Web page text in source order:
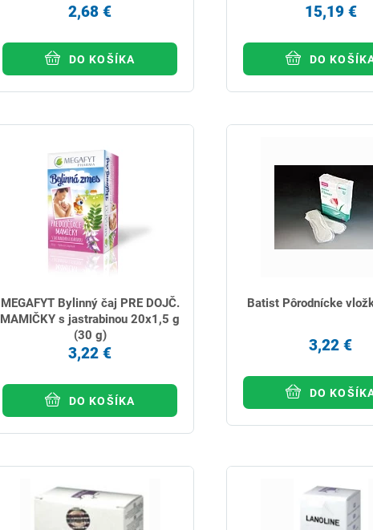
2,68 €
DO KOŠÍKA
15,19 €
DO
MEGAFYT Bylinný čaj PRE DOJČ.
MAMIČKY s jastrabinou 20x1,5 g
(30 g)
3,22 €
DO KOŠÍKA
Batist Pôrodnícke
3,22 €
DO